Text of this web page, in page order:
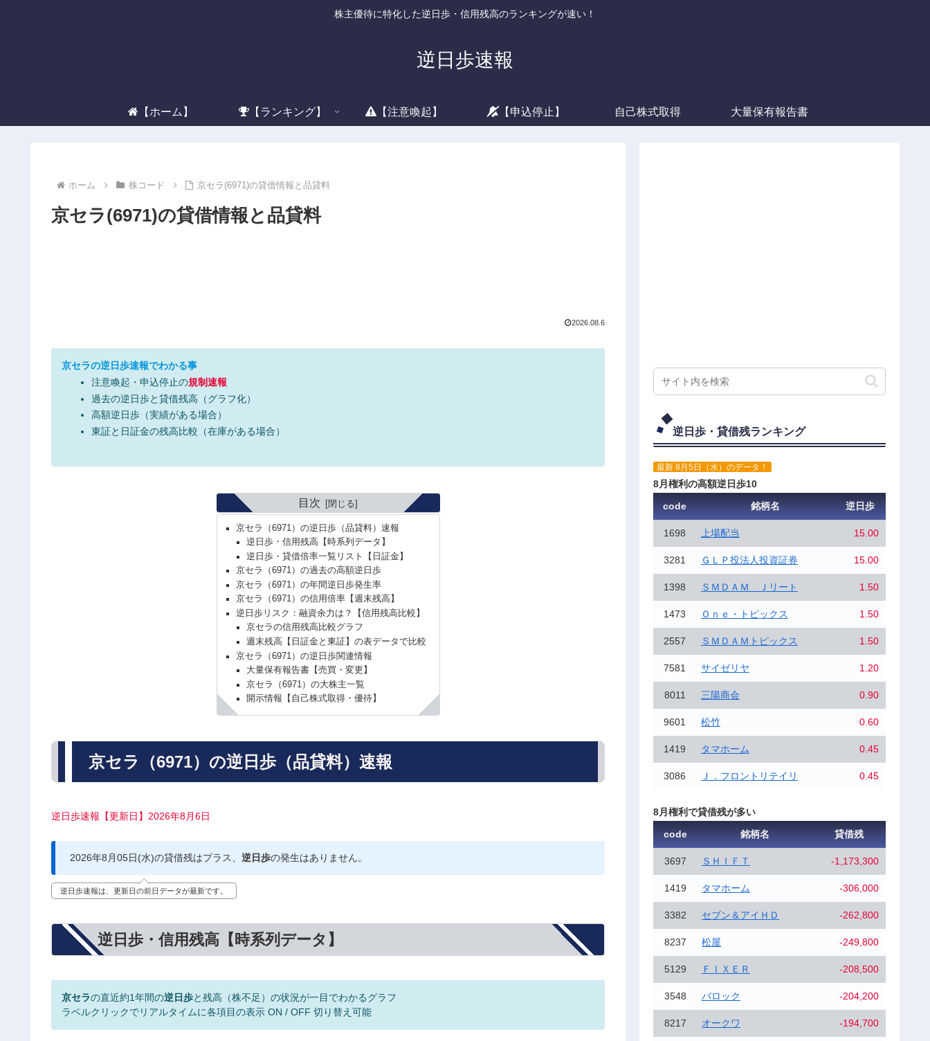
株主優待に特化した逆日歩・信用残高のランキングが速い！
逆日歩速報
【ホーム】 【ランキング】 【注意喚起】 【申込停止】 自己株式取得 大量保有報告書
ホーム 株コード 京セラ(6971)の貸借情報と品貸料
京セラ(6971)の貸借情報と品貸料
2026.08.6
京セラの逆日歩速報でわかる事
注意喚起・申込停止の規制速報
過去の逆日歩と貸借残高（グラフ化）
高額逆日歩（実績がある場合）
東証と日証金の残高比較（在庫がある場合）
目次
京セラ（6971）の逆日歩（品貸料）速報
逆日歩・信用残高【時系列データ】
逆日歩・貸借倍率一覧リスト【日証金】
京セラ（6971）の過去の高額逆日歩
京セラ（6971）の年間逆日歩発生率
京セラ（6971）の信用倍率【週末残高】
逆日歩リスク：融資余力は？【信用残高比較】
京セラの信用残高比較グラフ
週末残高【日証金と東証】の表データで比較
京セラ（6971）の逆日歩関連情報
大量保有報告書【売買・変更】
京セラ（6971）の大株主一覧
開示情報【自己株式取得・優待】
京セラ（6971）の逆日歩（品貸料）速報
逆日歩速報【更新日】2026年8月6日
2026年8月05日(水)の貸借残はプラス、 逆日歩の発生はありません。
逆日歩速報は、更新日の前日データが最新です。
逆日歩・信用残高【時系列データ】
京セラの直近約1年間の逆日歩と残高（株不足）の状況が一目でわかるグラフ
ラベルクリックでリアルタイムに各項目の表示 ON / OFF 切り替え可能
逆日歩・貸借残ランキング
最新 8月5日（水）のデータ！
8月権利の高額逆日歩10
code
銘柄名 逆日歩
1698 上場配当 15.00
3281 ＧＬＰ投法人投資証券 15.00
1398 ＳＭＤＡＭ Ｊリート 1.50
1473 Ｏｎｅ・トピックス 1.50
2557 ＳＭＤＡＭトピックス 1.50
7581 サイゼリヤ 1.20
8011 三陽商会 0.90
9601 松竹 0.60
1419 タマホーム 0.45
3086 Ｊ．フロントリテイリ 0.45
8月権利で貸借残が多い
code
銘柄名 貸借残
3697 ＳＨＩＦＴ -1,173,300
1419 タマホーム -306,000
3382 セブン＆アイＨＤ -262,800
8237 松屋 -249,800
5129 ＦＩＸＥＲ -208,500
3548 バロック -204,200
8217 オークワ -194,700